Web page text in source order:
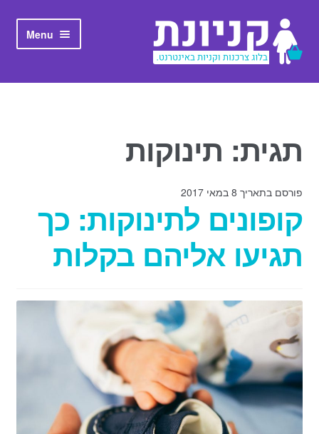
Skip to navigation
Skip to content
Menu
ראשי
תגית: תינוקות
פורסם בתאריך 8 במאי 2017
קופונים לתינוקות: כך
תגיעו אליהם בקלות